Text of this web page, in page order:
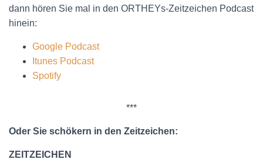
dann hören Sie mal in den ORTHEYs-Zeitzeichen Podcast
hinein:
Google Podcast
Itunes Podcast
Spotify
***
Oder Sie schökern in den Zeitzeichen:
ZEITZEICHEN